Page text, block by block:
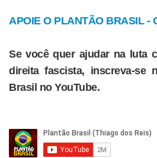
APOIE O PLANTÃO BRASIL -
Se você quer ajudar na luta
direita fascista, inscreva-se
Brasil no YouTube.